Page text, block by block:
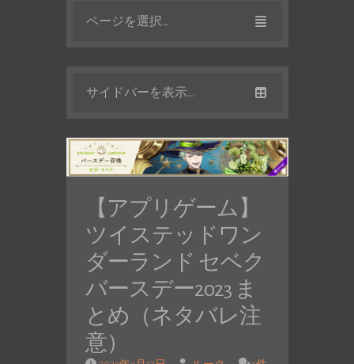
ページを選択...
サイドバーを表示...
【アプリゲーム】
ツイステッドワン
ダーランド セベク
バースデー2023 ま
とめ（ネタバレ注
意）